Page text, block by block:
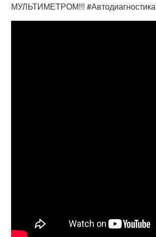
МУЛЬТИМЕТРОМ!!! #Автодиагностика